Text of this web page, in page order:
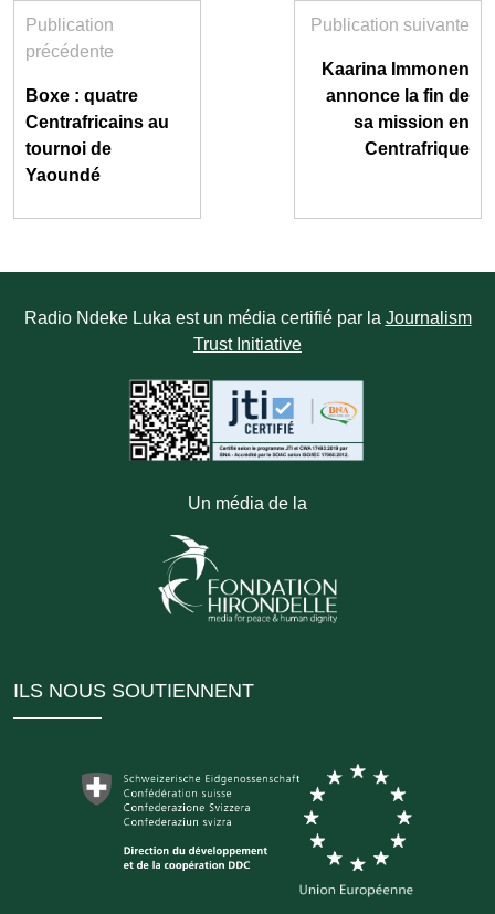
Publication
précédente
Boxe : quatre
Centrafricains au
tournoi de
Yaoundé
Publication suivante
Kaarina Immonen
annonce la fin de
sa mission en
Centrafrique
Radio Ndeke Luka est un média certifié par la Journalism
Trust Initiative
Un média de la
ILS NOUS SOUTIENNENT